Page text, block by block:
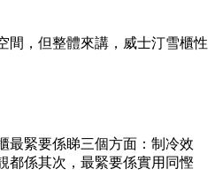
間，但整體來講，威士汀雪櫃性
最緊要係睇三個方面：制冷效
都係其次，最緊要係實用同慳